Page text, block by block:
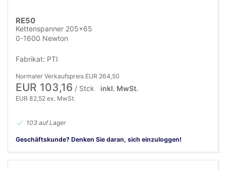
RE50
Kettenspanner 205x65
0-1600 Newton
Fabrikat: PTI
Normaler Verkaufspreis EUR 264,50
EUR 103,16 / Stck inkl. MwSt.
EUR 82,52 ex. MwSt.
103 auf Lager
Geschäftskunde? Denken Sie daran, sich einzuloggen!